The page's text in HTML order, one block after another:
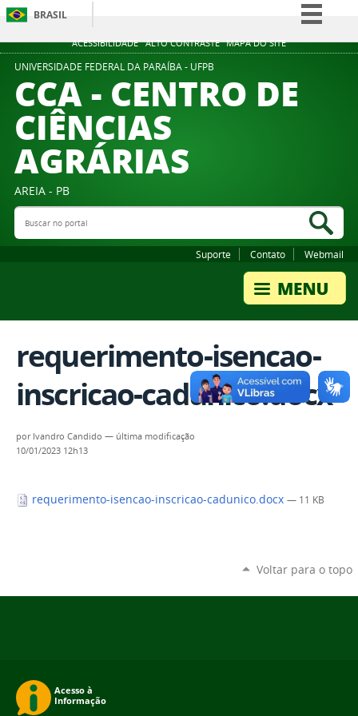
ACESSIBILIDADE ALTO CONTRASTE MAPA DO SITE
BRASIL
Simplifique!
Participe
UNIVERSIDADE FEDERAL DA PARAÍBA - UFPB
CCA - CENTRO DE
CIÊNCIAS
AGRÁRIAS
AREIA - PB
Buscar no portal
Suporte Contato Webmail
requerimento-isencao-
inscricao-cadunico.docx
por Ivandro Candido — última modificação
10/01/2023 12h13
requerimento-isencao-inscricao-cadunico.docx — 11 KB
Voltar para o topo